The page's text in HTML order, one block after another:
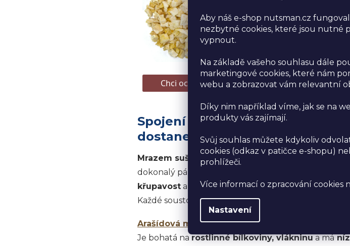
Aby náš e-shop nutsman.cz
nezbytné cookies, které jsou nutné
vypnout.
Na základě vašeho souhlasu dále
marketingové cookies, které nám
webu a zobrazovat vám relevantní
Díky nim například víme, jak se na
produkty vás zajímají.
Svůj souhlas můžete kdykoliv
cookies (odkaz v patičce e-shopu)
prohlížeči.
Více informací o zpracování cookies
Nastavení
Spojení malin a arašídové
dostane
Mrazem sušené maliny a arašídová mouka, to je
dokonalý pár, který se navzájem dokonale doplňuje.
křupavost a lehkoukyselost , která krásně
Každé sousto je jako malá exploze chutí, která
Arašídová moukanavíc přináší do receptu nejen
Je bohatá narostlinné bílkoviny, vlákninua má